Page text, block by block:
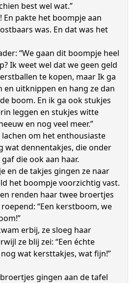
best wel wat.”
En pakte het boompje aan
was. En dat was het
“We gaan dit boompje heel
Ik weet wel dat we geen geld
te kopen, maar Ik ga
en uitknippen en hang ze dan
boom. En ik ga ook stukjes
leggen en stukjes witte
en nog veel meer.”
om het enthousiaste
wat dennentakjes, die onder
die ook aan haar.
en de takjes gingen ze naar
het boompje voorzichtig vast.
renden haar twee broertjes
“Een kerstboom, we
erbij, ze sloeg haar
ze blij zei: “Een échte
wat kersttakjes, wat fijn!”
gingen aan de tafel